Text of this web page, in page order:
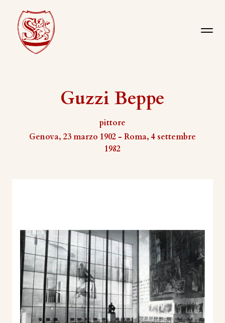
Guzzi Beppe
pittore
Genova, 23 marzo 1902 - Roma, 4 settembre
1982